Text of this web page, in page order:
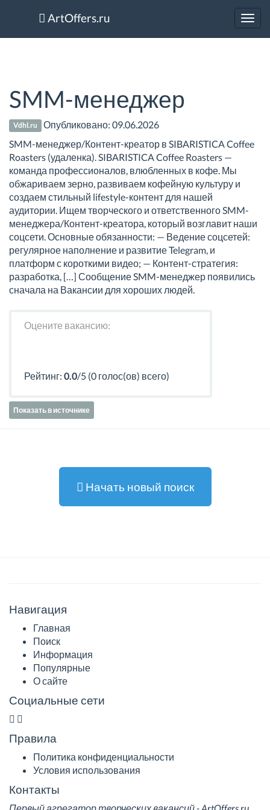
ArtOffers.ru
SMM-менеджер
Vdhl.ru Опубликовано:09.06.2026
SMM-менеджер/Контент-креатор в SIBARISTICA Coffee
Roasters (удаленка). SIBARISTICA Coffee Roasters —
команда профессионалов, влюбленных в кофе. Мы
обжариваем зерно, развиваем кофейную культуру и
создаем стильный lifestyle-контент для нашей
аудитории. Ищем творческого и ответственного SMM-
менеджера/Контент-креатора, который возглавит наши
соцсети. Основные обязанности: — Ведение соцсетей:
регулярное наполнение и развитие Telegram, и
платформ с короткими видео; — Контент-стратегия:
разработка, […] Сообщение SMM-менеджер появились
сначала на Вакансии для хороших людей.
Оцените вакансию:
Рейтинг: 0.0/5 (0 голос(ов) всего)
Показать в источнике
Начать новый поиск
Навигация
Главная
Поиск
Информация
Популярные
О сайте
Социальные сети
Правила
Политика конфиденциальности
Условия использования
Контакты